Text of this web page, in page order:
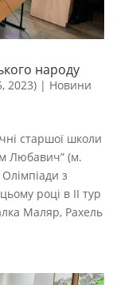
народу
2023)| Новини
старшої школи
Любавич” (м.
з
році в II тур
Маляр, Рахель